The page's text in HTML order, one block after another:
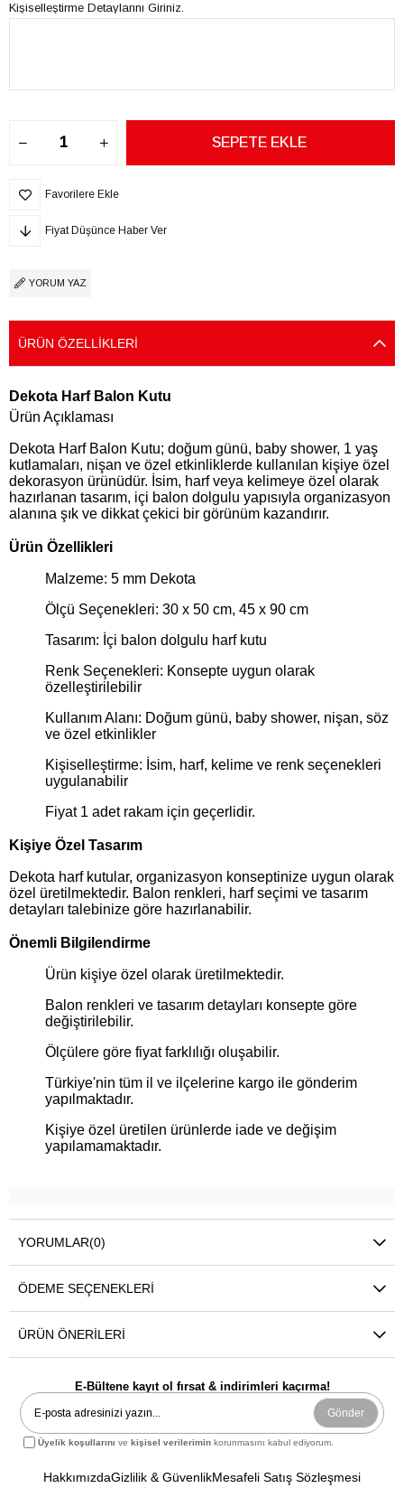
Kişiselleştirme Detaylarını Giriniz.
Favorilere Ekle
Fiyat Düşünce Haber Ver
YORUM YAZ
ÜRÜN ÖZELLIKLERI
Dekota Harf Balon Kutu
Ürün Açıklaması
Dekota Harf Balon Kutu; doğum günü, baby shower, 1 yaş
kutlamaları, nişan ve özel etkinliklerde kullanılan kişiye özel
dekorasyon ürünüdür. İsim, harf veya kelimeye özel olarak
hazırlanan tasarım, içi balon dolgulu yapısıyla organizasyon
alanına şık ve dikkat çekici bir görünüm kazandırır.
Ürün Özellikleri
Malzeme: 5 mm Dekota
Ölçü Seçenekleri: 30 x 50 cm, 45 x 90 cm
Tasarım: İçi balon dolgulu harf kutu
Renk Seçenekleri: Konsepte uygun olarak
özelleştirilebilir
Kullanım Alanı: Doğum günü, baby shower, nişan, söz
ve özel etkinlikler
Kişiselleştirme: İsim, harf, kelime ve renk seçenekleri
uygulanabilir
Fiyat 1 adet rakam için geçerlidir.
Kişiye Özel Tasarım
Dekota harf kutular, organizasyon konseptinize uygun olarak
özel üretilmektedir. Balon renkleri, harf seçimi ve tasarım
detayları talebinize göre hazırlanabilir.
Önemli Bilgilendirme
Ürün kişiye özel olarak üretilmektedir.
Balon renkleri ve tasarım detayları konsepte göre
değiştirilebilir.
Ölçülere göre fiyat farklılığı oluşabilir.
Türkiye'nin tüm il ve ilçelerine kargo ile gönderim
yapılmaktadır.
Kişiye özel üretilen ürünlerde iade ve değişim
yapılamamaktadır.
YORUMLAR(0)
ÖDEME SEÇENEKLERI
ÜRÜN ÖNERILERI
E-Bültene kayıt ol fırsat & indirimleri kaçırma!
Gönder
Üyelik koşullarını ve kişisel verilerimin korunmasını kabul ediyorum.
HakkımızdaGizlilik & GüvenlikMesafeli Satış Sözleşmesi